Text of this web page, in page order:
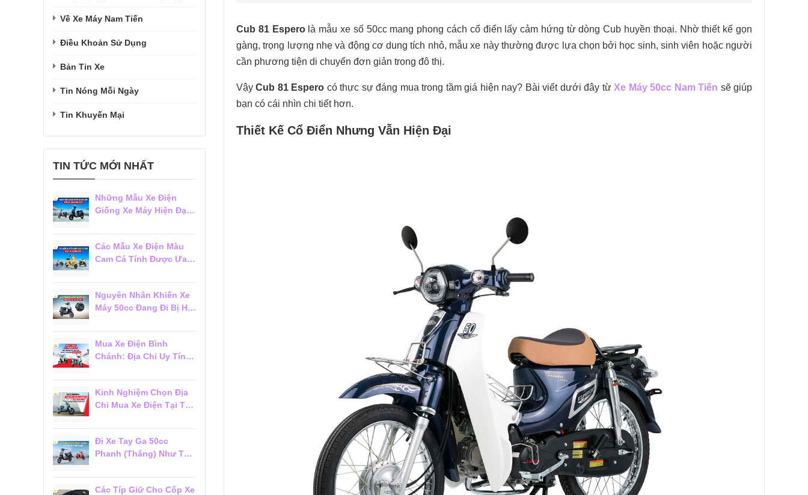
Cub 81 Esperolà mẫu xe số 50cc mang phong cách cổ điển lấy cảm hứng từ dòng Cub huyền thoại. Nhờ thiết kế gọn
gàng, trọng lượng nhẹ và động cơ dung tích nhỏ, mẫu xe này thường được lựa chọn bởi học sinh, sinh viên hoặc người
cần phương tiện di chuyển đơn giản trong đô thị.
VậyCub 81 Espero có thực sự đáng mua trong tầm giá hiện nay? Bài viết dưới đây từXe Máy 50cc Nam Tiến sẽ giúp
bạn có cái nhìn chi tiết hơn.
Thiết Kế Cổ Điển Nhưng Vẫn Hiện Đại
Về Xe Máy Nam Tiến
Điều Khoản Sử Dụng
Bản Tin Xe
Tin Nóng Mỗi Ngày
Tin Khuyến Mại
TIN TỨC MỚI NHẤT
Những Mẫu Xe Điện
Giống Xe Máy Hiện Đại
Các Mẫu Xe Điện Màu
Cam Cá Tính Được Ưa
Nguyên Nhân Khiến Xe
Máy 50cc Đang Đi Bị Hụt
Mua Xe Điện Bình
Chánh: Địa Chỉ Uy Tín,
Kinh Nghiệm Chọn Địa
Chỉ Mua Xe Điện Tại Tân
Đi Xe Tay Ga 50cc
Phanh (Thắng) Như Thế
Các Típ Giữ Cho Cốp Xe